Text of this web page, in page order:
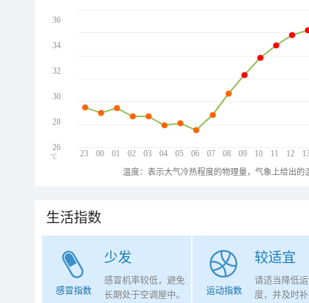
23 00 01 02 03 04 05 06 07 08 09 10 11 12
36
34
32
30
28
26
℃
温度：表示大气冷热程度的物理量，气象上给出
生活指数
少发
感冒指数
感冒机率较低，避免
长期处于空调屋中。
较适宜
运动指数
请适当降低
度，并及时